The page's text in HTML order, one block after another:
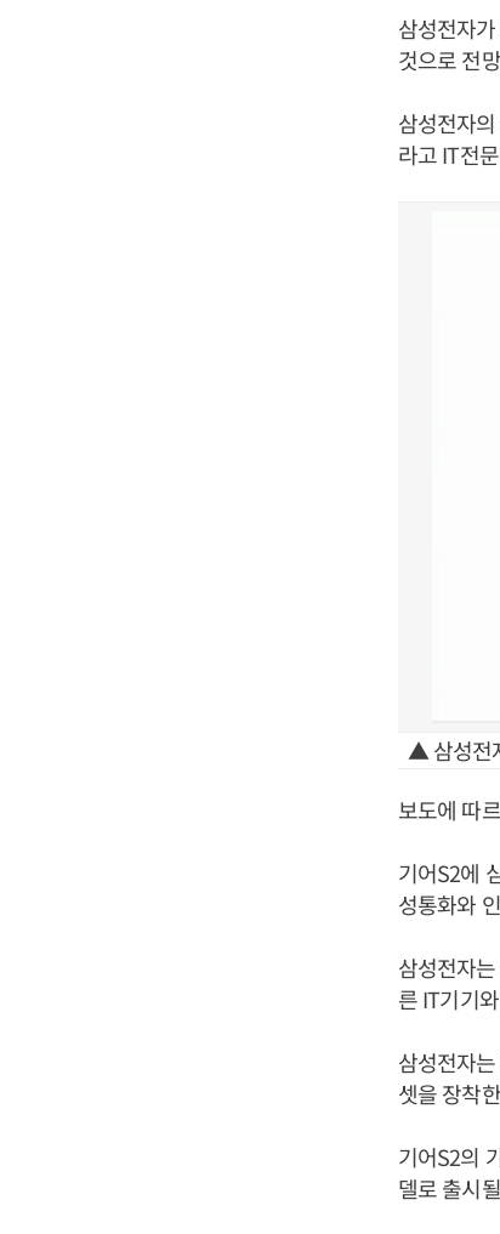
삼성전자
것으로 전
삼성전자
라고 IT전
▲ 삼성전
보도에 따
기어S2에
성통화와
삼성전자
른 IT기기
삼성전자
셋을 장착
기어S2의
델로 출시